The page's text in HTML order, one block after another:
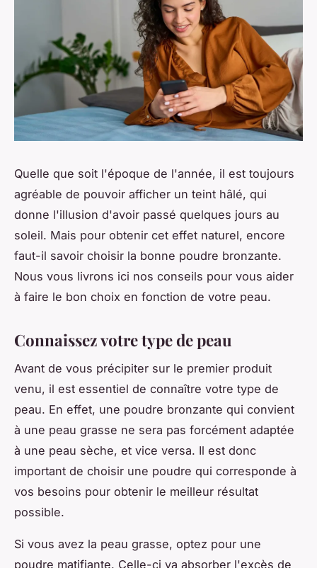
Quelle que soit l'époque de l'année, il est toujours
agréable de pouvoir afficher un teint hâlé, qui
donne l'illusion d'avoir passé quelques jours au
soleil. Mais pour obtenir cet effet naturel, encore
faut-il savoir choisir la bonne poudre bronzante.
Nous vous livrons ici nos conseils pour vous aider
à faire le bon choix en fonction de votre peau.
Connaissez votre type de peau
Avant de vous précipiter sur le premier produit
venu, il est essentiel de connaître votre type de
peau. En effet, une poudre bronzante qui convient
à une peau grasse ne sera pas forcément adaptée
à une peau sèche, et vice versa. Il est donc
important de choisir une poudre qui corresponde à
vos besoins pour obtenir le meilleur résultat
possible.
Si vous avez la peau grasse, optez pour une
poudre matifiante. Celle-ci va absorber l'excès de